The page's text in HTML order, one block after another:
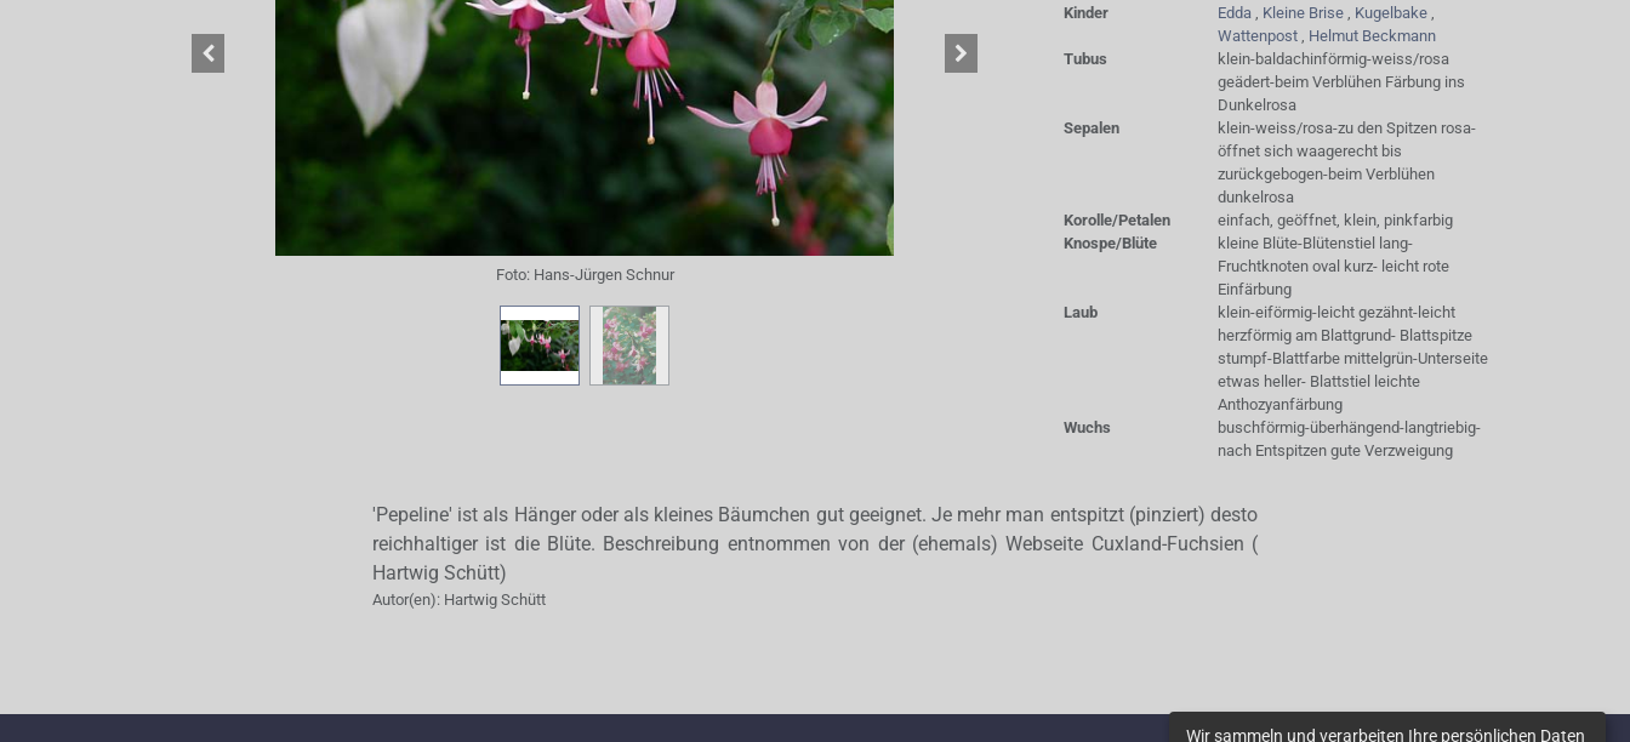
Foto: Hans-Jürgen Schnur
Kinder
Edda , Kleine Brise , Kugelbake ,
Wattenpost , Helmut Beckmann
Tubus
klein-baldachinförmig-weiss/rosa
geädert-beim Verblühen Färbung ins
Dunkelrosa
Sepalen
klein-weiss/rosa-zu den Spitzen rosa-
öffnet sich waagerecht bis
zurückgebogen-beim Verblühen
dunkelrosa
Korolle/Petalen
einfach, geöffnet, klein, pinkfarbig
Knospe/Blüte
kleine Blüte-Blütenstiel lang-
Fruchtknoten oval kurz- leicht rote
Einfärbung
Laub
klein-eiförmig-leicht gezähnt-leicht
herzförmig am Blattgrund- Blattspitze
stumpf-Blattfarbe mittelgrün-Unterseite
etwas heller- Blattstiel leichte
Anthozyanfärbung
Wuchs
buschförmig-überhängend-langtriebig-
nach Entspitzen gute Verzweigung
'Pepeline' ist als Hänger oder als kleines Bäumchen gut geeignet. Je mehr man entspitzt (pinziert) desto
reichhaltiger ist die Blüte. Beschreibung entnommen von der (ehemals) Webseite Cuxland-Fuchsien (
Hartwig Schütt)
Autor(en): Hartwig Schütt
Wir sammeln und verarbeiten Ihre persönlichen Daten